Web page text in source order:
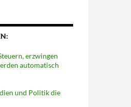
erzwingen
automatisch
und Politik die